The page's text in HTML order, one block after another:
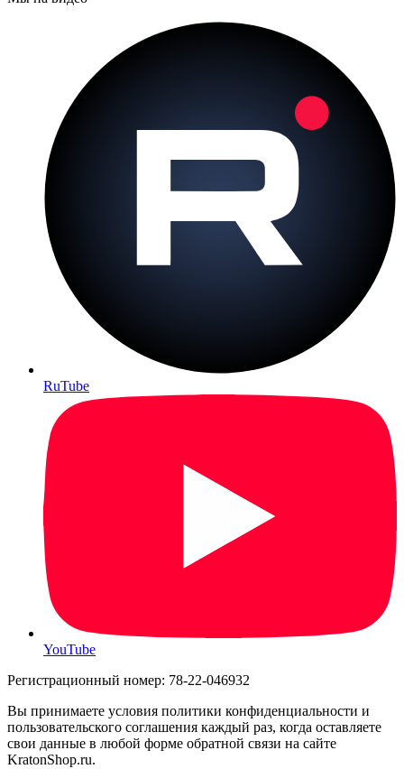
RuTube
YouTube
Регистрационный номер: 78-22-046932
Вы принимаете условия политики конфиденциальности и
пользовательского соглашения каждый раз, когда оставляете
свои данные в любой форме обратной связи на сайте
KratonShop.ru.